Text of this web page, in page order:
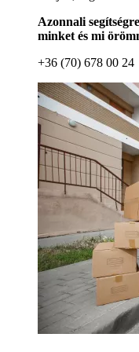
Azonnali
minket és mi
+36 (70) 678 00 24